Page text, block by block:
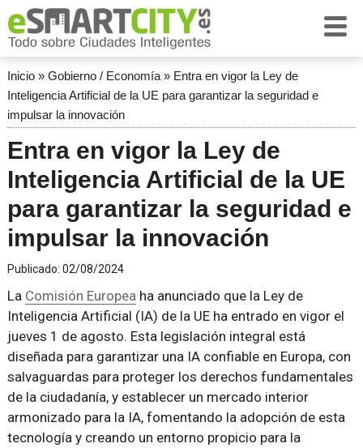
Inicio» Gobierno / Economía» Entra en vigor la Ley de
Inteligencia Artificial de la UE para garantizar la seguridad e
impulsar la innovación
Entra en vigor la Ley de
Inteligencia Artificial de la UE
para garantizar la seguridad e
impulsar la innovación
Publicado: 02/08/2024
La Comisión Europeaha anunciado que la Ley de
Inteligencia Artificial (IA) de la UE ha entrado en vigor el
jueves 1 de agosto. Esta legislación integral está
diseñada para garantizar una IA confiable en Europa, con
salvaguardas para proteger los derechos fundamentales
de la ciudadanía, y establecer un mercado interior
armonizado para la IA, fomentando la adopción de esta
tecnología y creando un entorno propicio para la